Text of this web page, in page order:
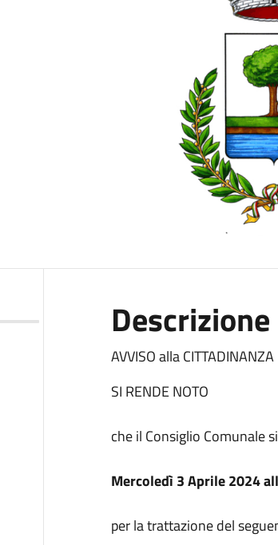
Descrizione
AVVISO alla CITTADINANZA
SI RENDE NOTO
che il Consiglio Comunale
Mercoledì 3 Aprile 2024
per la trattazione del